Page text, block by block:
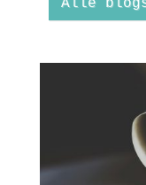
Alle